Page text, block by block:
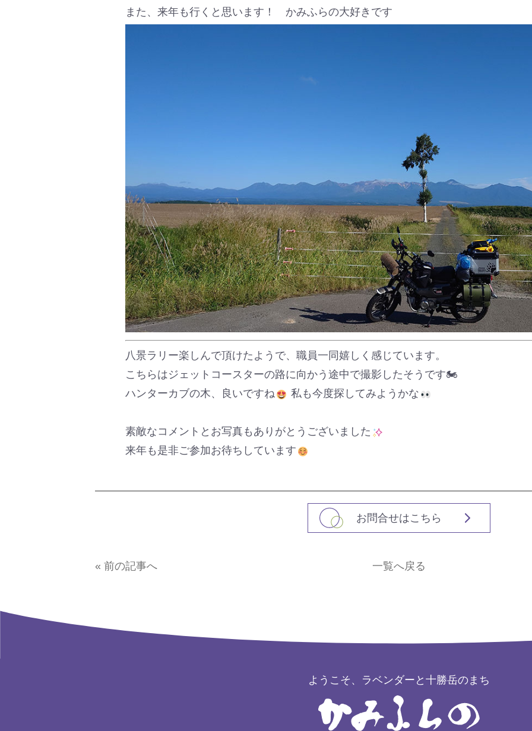
また、来年も行くと思います！ かみふらの大好きです
八景ラリー楽しんで頂けたようで、職員一同嬉しく感じています。
こちらはジェットコースターの路に向かう途中で撮影したそうです🏍
ハンターカブの木、良いですね
私も今度探してみようかな
素敵なコメントとお写真もありがとうございました
来年も是非ご参加お待ちしています
お問合せはこちら
« 前の記事へ 一覧へ戻る
ようこそ、ラベンダーと十勝岳のまち